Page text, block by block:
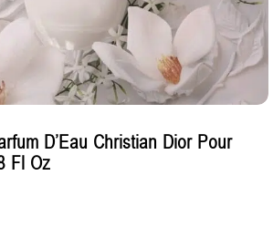
D’Eau Christian Dior Pour
Fl Oz